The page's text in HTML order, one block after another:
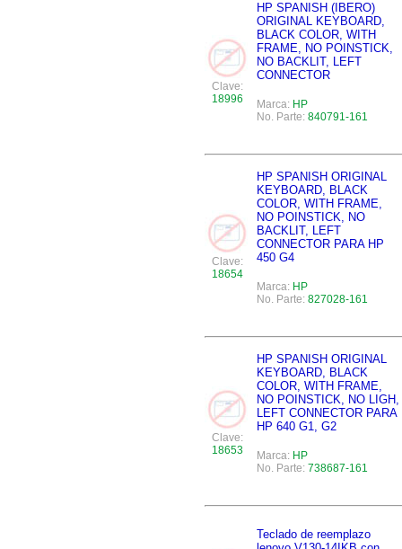
Clave:
18996
HP SPANISH (IBERO)
ORIGINAL KEYBOARD,
BLACK COLOR, WITH
FRAME, NO POINSTICK,
NO BACKLIT, LEFT
CONNECTOR
Marca: HP
No. Parte: 840791-161
Clave:
18654
HP SPANISH ORIGINAL
KEYBOARD, BLACK
COLOR, WITH FRAME,
NO POINSTICK, NO
BACKLIT, LEFT
CONNECTOR PARA HP
450 G4
Marca: HP
No. Parte: 827028-161
Clave:
18653
HP SPANISH ORIGINAL
KEYBOARD, BLACK
COLOR, WITH FRAME,
NO POINSTICK, NO LIGH,
LEFT CONNECTOR PARA
HP 640 G1, G2
Marca: HP
No. Parte: 738687-161
Teclado de reemplazo